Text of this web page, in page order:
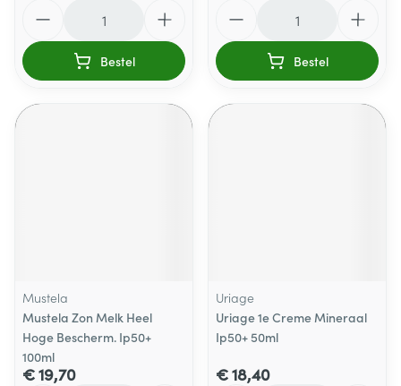
Bestel Bestel
Mustela
Mustela Zon Melk Heel
Hoge Bescherm. Ip50+
100ml
€ 19,70
Uriage
Uriage 1e Creme Mineraal
Ip50+ 50ml
€ 18,40